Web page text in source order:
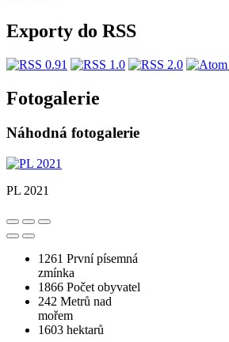
Exporty do RSS
Fotogalerie
Náhodná fotogalerie
PL 2021
1261 První písemná
zmínka
1866 Počet obyvatel
242 Metrů nad
mořem
1603 hektarů